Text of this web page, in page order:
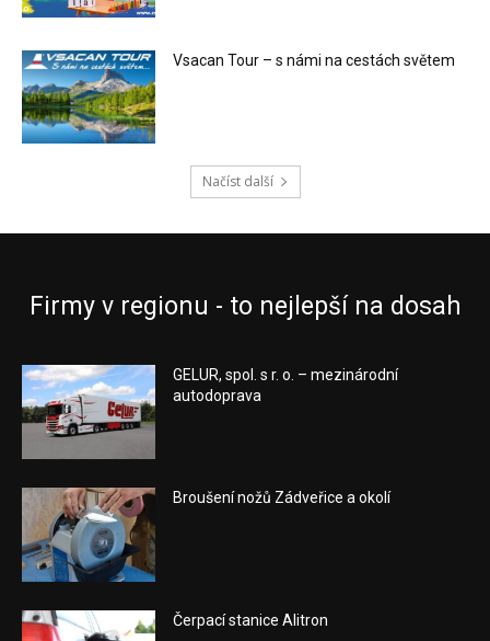
Vsacan Tour – s námi na cestách světem
Načíst další
Firmy v regionu - to nejlepší na dosah
GELUR, spol. s r. o. – mezinárodní
autodoprava
Broušení nožů Zádveřice a okolí
Čerpací stanice Alitron